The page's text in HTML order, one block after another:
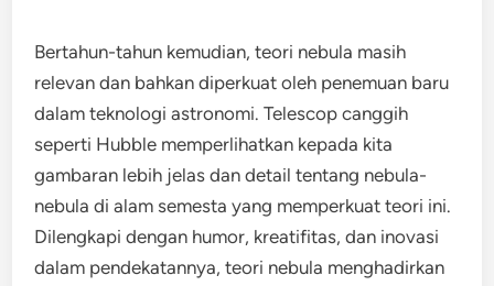
Bertahun-tahun kemudian, teori nebula masih
relevan dan bahkan diperkuat oleh penemuan baru
dalam teknologi astronomi. Telescop canggih
seperti Hubble memperlihatkan kepada kita
gambaran lebih jelas dan detail tentang nebula-
nebula di alam semesta yang memperkuat teori ini.
Dilengkapi dengan humor, kreatifitas, dan inovasi
dalam pendekatannya, teori nebula menghadirkan